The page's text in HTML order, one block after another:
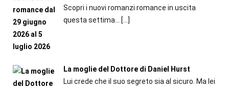
Scopri i nuovi romanzi romance in uscita
questa settima...
[…]
La moglie del Dottore di Daniel Hurst
Lui crede che il suo segreto sia al sicuro. Ma lei